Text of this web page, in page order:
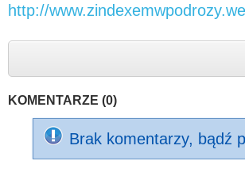
http://
KOMENTARZE (0)
Brak komentarzy, bądź